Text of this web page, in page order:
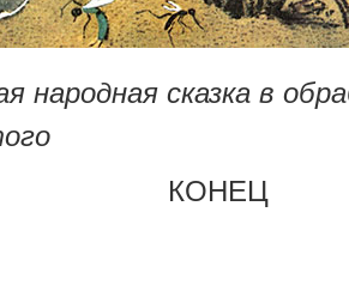
народная сказка в
КОНЕЦ